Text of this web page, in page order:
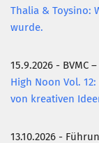
Thalia & Toysino:
wurde.
15.9.2026 - BVMC –
High Noon Vol.
von kreativen
13.10.2026 -